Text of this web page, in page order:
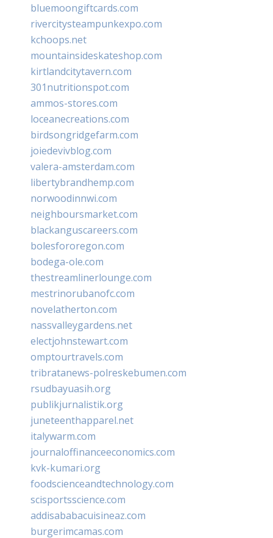
bluemoongiftcards.com
rivercitysteampunkexpo.com
kchoops.net
mountainsideskateshop.com
kirtlandcitytavern.com
301nutritionspot.com
ammos-stores.com
loceanecreations.com
birdsongridgefarm.com
joiedevivblog.com
valera-amsterdam.com
libertybrandhemp.com
norwoodinnwi.com
neighboursmarket.com
blackanguscareers.com
bolesfororegon.com
bodega-ole.com
thestreamlinerlounge.com
mestrinorubanofc.com
novelatherton.com
nassvalleygardens.net
electjohnstewart.com
omptourtravels.com
tribratanews-polreskebumen.com
rsudbayuasih.org
publikjurnalistik.org
juneteenthapparel.net
italywarm.com
journaloffinanceeconomics.com
kvk-kumari.org
foodscienceandtechnology.com
scisportsscience.com
addisababacuisineaz.com
burgerimcamas.com